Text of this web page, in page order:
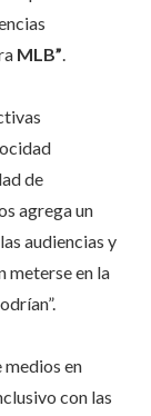
MLB”.
de
agrega un
audiencias y
meterse en la
medios en
con las